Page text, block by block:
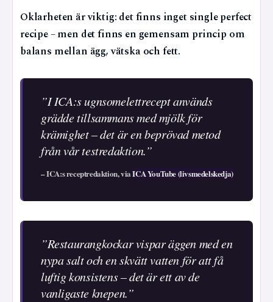
Oklarheten är viktig: det finns inget single perfect
recipe – men det finns en gemensam princip om
balans mellan ägg, vätska och fett.
”I ICA:s ugnsomelettrecept används
grädde tillsammans med mjölk för
krämighet – det är en beprövad metod
från vår testredaktion.”
– ICA:s receptredaktion, viaICA YouTube (livsmedelskedja)
”Restaurangkockar vispar äggen med en
nypa salt och en skvätt vatten för att få
luftig konsistens – det är ett av de
vanligaste knepen.”